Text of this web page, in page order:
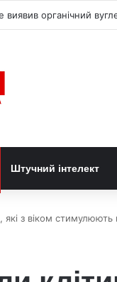
виявив органічний
Штучний інтелект
які з віком